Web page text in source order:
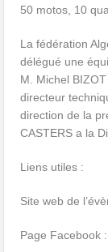
50 motos, 10
La fédération
délégué une
M. Michel
directeur
direction de la
CASTERS a la
Liens utiles :
Site web de
Page Facebook :